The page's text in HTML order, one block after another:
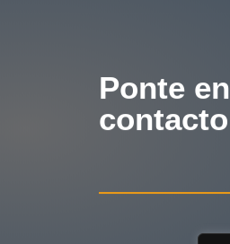
Ponte en
contacto